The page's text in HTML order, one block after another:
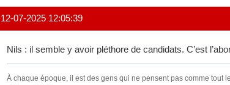
12-07-2025 12:05:39
Nils : il semble y avoir pléthore de candidats. C’est
À chaque époque, il est des gens qui ne pensent pas comme tout